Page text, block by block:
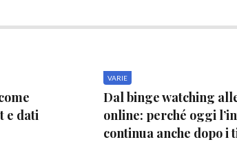
e dati
VARIE
Dal binge watching
online: perché oggi
continua anche dopo i